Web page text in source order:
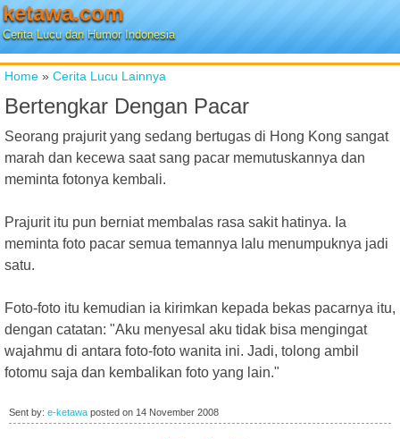
ketawa.com
Cerita Lucu dan Humor Indonesia
Home » Cerita Lucu Lainnya
Bertengkar Dengan Pacar
Seorang prajurit yang sedang bertugas di Hong Kong sangat
marah dan kecewa saat sang pacar memutuskannya dan
meminta fotonya kembali.
Prajurit itu pun berniat membalas rasa sakit hatinya. Ia
meminta foto pacar semua temannya lalu menumpuknya jadi
satu.
Foto-foto itu kemudian ia kirimkan kepada bekas pacarnya itu,
dengan catatan: "Aku menyesal aku tidak bisa mengingat
wajahmu di antara foto-foto wanita ini. Jadi, tolong ambil
fotomu saja dan kembalikan foto yang lain."
Sent by: e-ketawa posted on 14 November 2008